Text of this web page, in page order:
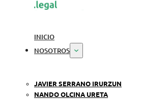
INICIO
NOSOTROS
JAVIER SERRANO IRURZUN
NANDO OLCINA URETA